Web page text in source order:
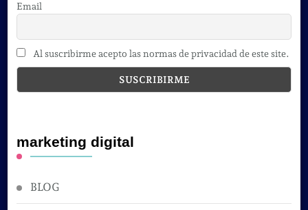
Email
Al suscribirme acepto las normas de privacidad de este site.
marketing digital
BLOG